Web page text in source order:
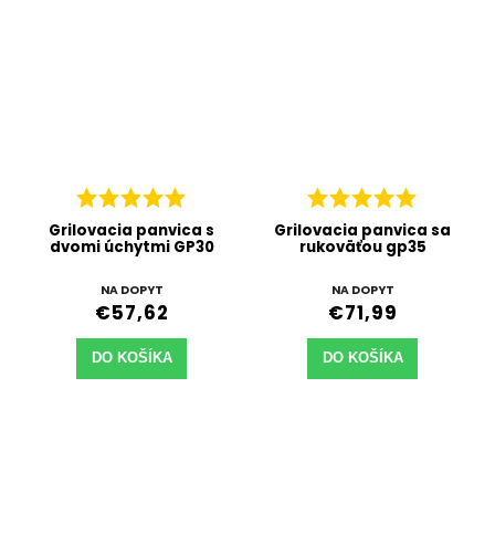
Grilovacia panvica s
dvomi úchytmi GP30
NA DOPYT
€57,62
DO KOŠÍKA
Grilovacia panvica sa
rukoväťou gp35
NA DOPYT
€71,99
DO KOŠÍKA